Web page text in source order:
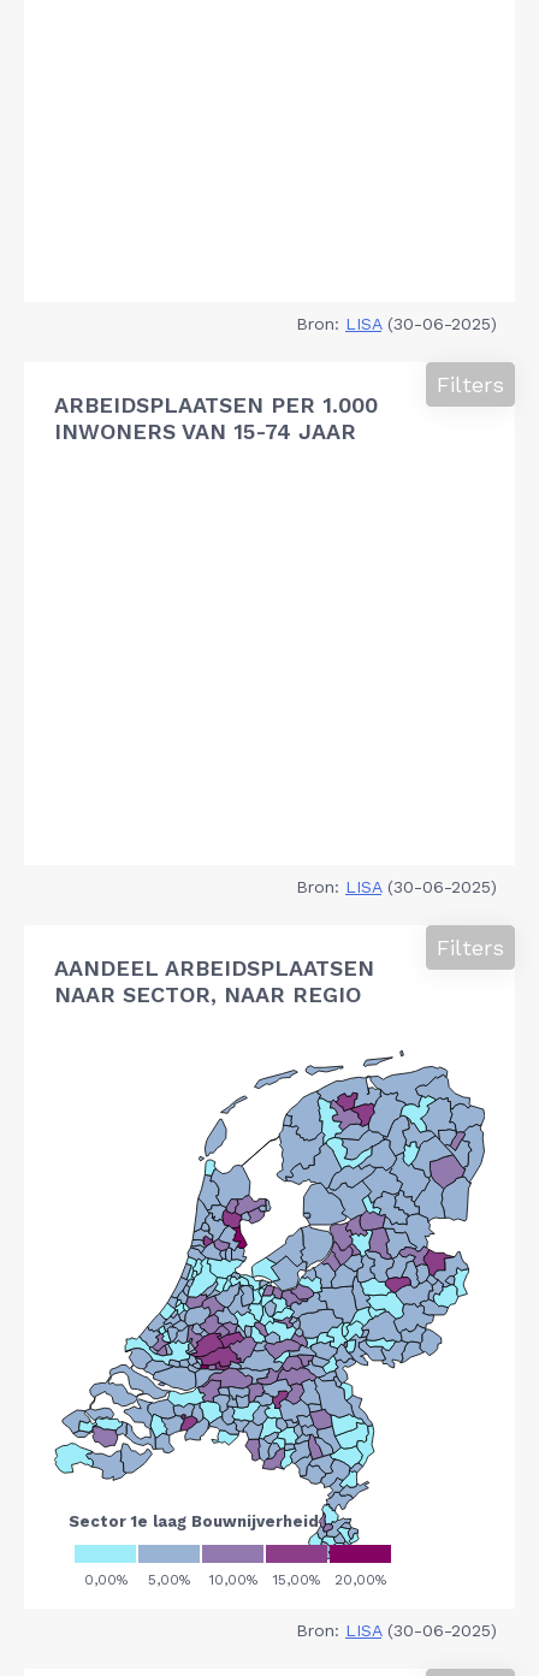
Bron: LISA(30-06-2025)
ARBEIDSPLAATSEN PER 1.000
INWONERS VAN 15-74 JAAR
Filters
Bron: LISA(30-06-2025)
AANDEEL ARBEIDSPLAATSEN
NAAR SECTOR, NAAR REGIO
Filters
Bron: LISA(30-06-2025)